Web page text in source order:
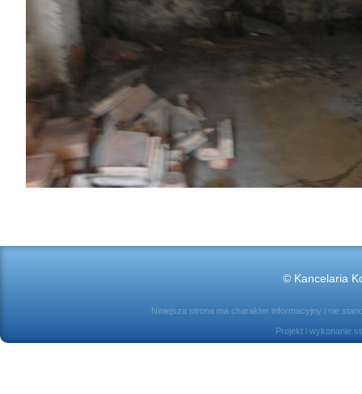
© Kancelaria
Niniejsza strona ma charakter informacyjny i nie
Projekt i wykonanie